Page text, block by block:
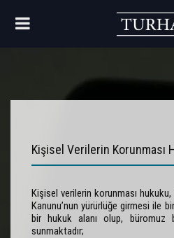
Kişisel Verilerin Korunması
Kişisel verilerin korunması
Kanunu’nun yürürlüğe girmesi ile
bir hukuk alanı olup, büromuz
sunmaktadır;